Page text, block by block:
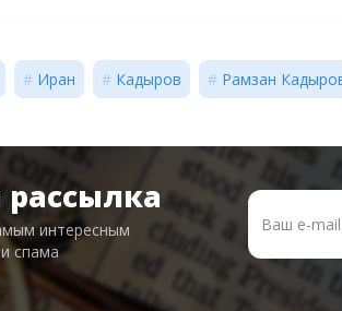
Иран Кадыров Рамзан
рассылка
интересным
спама